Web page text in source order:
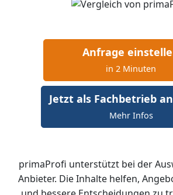
Anfrage
in 2 Minuten
Jetzt als Fachbetrieb
Mehr Infos
primaProfi unterstützt bei der
Anbieter. Die Inhalte helfen,